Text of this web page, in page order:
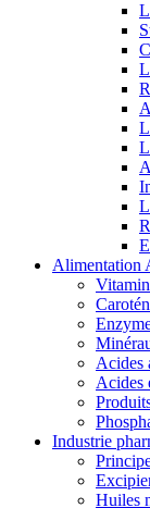
Alimentation
Acides
Acides
Industrie
Huiles